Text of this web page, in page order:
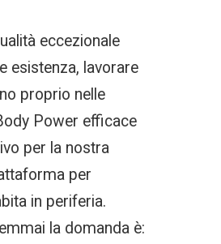
eccezionale
esistenza, lavorare
proprio nelle
Power efficace
per la nostra
per
in periferia.
la domanda è: